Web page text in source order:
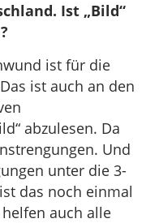
Ist „Bild“
ist für die
ist auch an den
abzulesen. Da
Und
unter die 3-
das noch einmal
auch alle